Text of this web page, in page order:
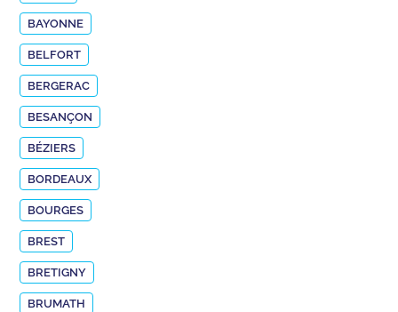
BAYONNE
BELFORT
BERGERAC
BESANÇON
BÉZIERS
BORDEAUX
BOURGES
BREST
BRETIGNY
BRUMATH